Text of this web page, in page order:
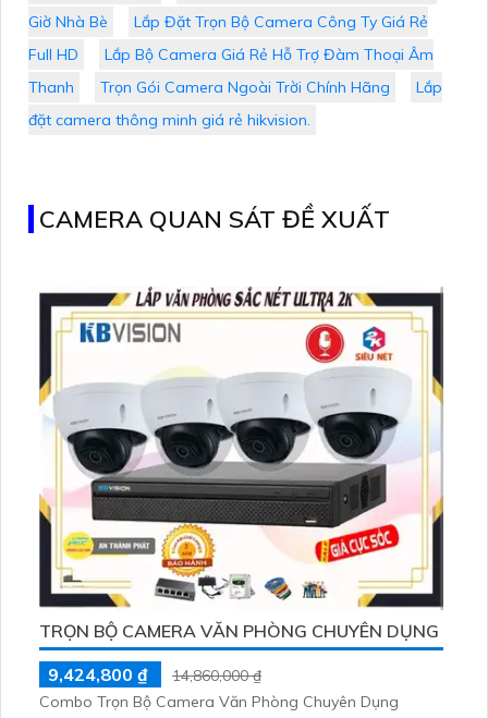
Giờ Nhà Bè
Lắp Đặt Trọn Bộ Camera Công Ty Giá Rẻ
Full HD
Lắp Bộ Camera Giá Rẻ Hỗ Trợ Đàm Thoại Âm
Thanh
Trọn Gói Camera Ngoài Trời Chính Hãng
Lắp
đặt camera thông minh giá rẻ hikvision.
CAMERA QUAN SÁT ĐỀ XUẤT
TRỌN BỘ CAMERA VĂN PHÒNG CHUYÊN DỤNG
9,424,800 ₫
14,860,000 ₫
Combo Trọn Bộ Camera Văn Phòng Chuyên Dụng